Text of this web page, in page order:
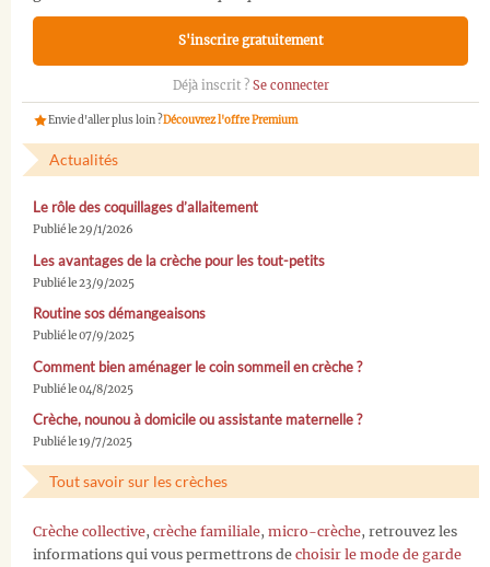
S'inscrire gratuitement
Déjà inscrit ? Se connecter
Envie d'aller plus loin ?Découvrez l'offre Premium
Actualités
Le rôle des coquillages d’allaitement
Publié le 29/1/2026
Les avantages de la crèche pour les tout-petits
Publié le 23/9/2025
Routine sos démangeaisons
Publié le 07/9/2025
Comment bien aménager le coin sommeil en crèche ?
Publié le 04/8/2025
Crèche, nounou à domicile ou assistante maternelle ?
Publié le 19/7/2025
Tout savoir sur les crèches
Crèche collective, crèche familiale, micro-crèche, retrouvez les
informations qui vous permettrons de choisir le mode de garde